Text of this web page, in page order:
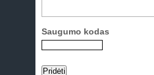
Saugumo kodas